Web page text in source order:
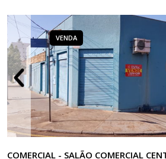
VENDA
COMERCIAL - SALÃO COMERCIAL